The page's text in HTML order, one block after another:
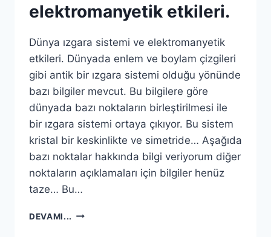
elektromanyetik etkileri.
Dünya ızgara sistemi ve elektromanyetik
etkileri. Dünyada enlem ve boylam çizgileri
gibi antik bir ızgara sistemi olduğu yönünde
bazı bilgiler mevcut. Bu bilgilere göre
dünyada bazı noktaların birleştirilmesi ile
bir ızgara sistemi ortaya çıkıyor. Bu sistem
kristal bir keskinlikte ve simetride… Aşağıda
bazı noktalar hakkında bilgi veriyorum diğer
noktaların açıklamaları için bilgiler henüz
taze… Bu…
DEVAMI... DÜNYA